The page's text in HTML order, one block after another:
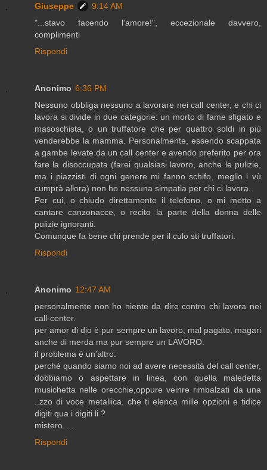
Giuseppe
9:14 AM
"...stavo facendo l'amore!", eccezionale davvero,
complimenti
Rispondi
Anonimo 6:36 PM
Nessuno obbliga nessuno a lavorare nei call center, e chi ci
lavora si divide in due categorie: un morto di fame sfigato e
masoschista, o un truffatore che per quattro soldi in più
venderebbe la mamma. Personalmente, essendo scappata
a gambe levate da un call center e avendo preferito per ora
fare la disoccupata (farei qualsiasi lavoro, anche le pulizie,
ma i piazzisti di ogni genere mi fanno schifo, meglio i vù
cumprà allora) non ho nessuna simpatia per chi ci lavora.
Per cui, o chiudo direttamente il telefono, o mi metto a
cantare canzonacce, o recito la parte della donna delle
pulizie ignoranti.
Comunque fa bene chi prende per il culo sti truffatori.
Rispondi
Anonimo 12:47 AM
personalmente non ho niente da dire contro chi lavora nei
call-center.
per amor di dio è pur sempre un lavoro, mal pagato, magari
anche di merda ma pur sempre un LAVORO.
il problema è un'altro:
perchè quando siamo noi ad avere necessità del call center,
dobbiamo o aspettare in linea, con quella maledetta
musichetta nelle orecchie,oppure veinre rimbalzati da una
..zzo di voce metallica. che ti elenca mille opzioni e tidice
digiti qua i digiti li ?
mistero......
Rispondi